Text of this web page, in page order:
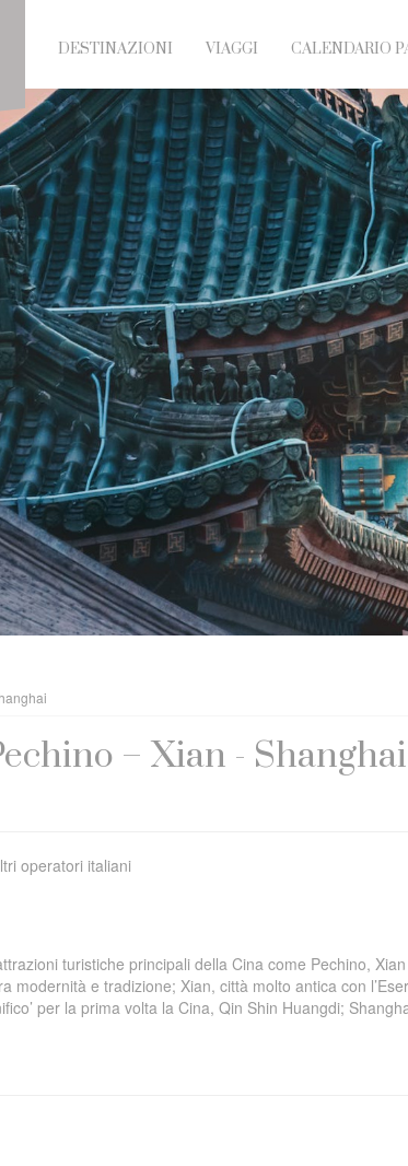
DESTINAZIONI VIAGGI CALENDARIO
– Xian - Shanghai
operatori italiani
turistiche principali della Cina come Pechino,
modernità e tradizione; Xian, città molto antica con
per la prima volta la Cina, Qin Shin Huangdi;